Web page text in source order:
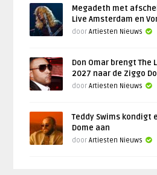
Megadeth met
Live Amsterdam en
doorArtiesten Nieuws
Don Omar brengt The
2027 naar de Ziggo
doorArtiesten Nieuws
Teddy Swims kondigt
Dome aan
doorArtiesten Nieuws